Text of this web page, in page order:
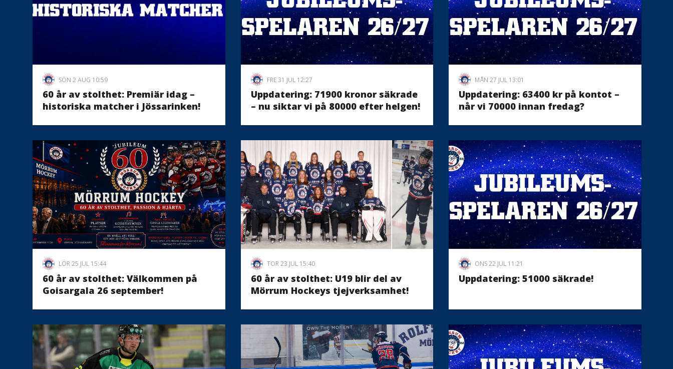
SÖN 2 AUG 10:59
60 år av stolthet: Premiär idag –
historiska matcher i Jössarinken!
FRE 31 JUL 12:27
Uppdatering: 71900 kronor säkrade
– nu siktar vi på 80000 efter helgen!
MÅN 27 JUL 13:01
Uppdatering: 63400 kr på kontot –
når vi 70000 innan fredag?
LÖR 25 JUL 15:44
60 år av stolthet: Välkommen på
Goisargala 26 september!
TOR 23 JUL 15:40
60 år av stolthet: U19 blir del av
Mörrum Hockeys tjejverksamhet!
ONS 22 JUL 11:21
Uppdatering: 51000 säkrade!